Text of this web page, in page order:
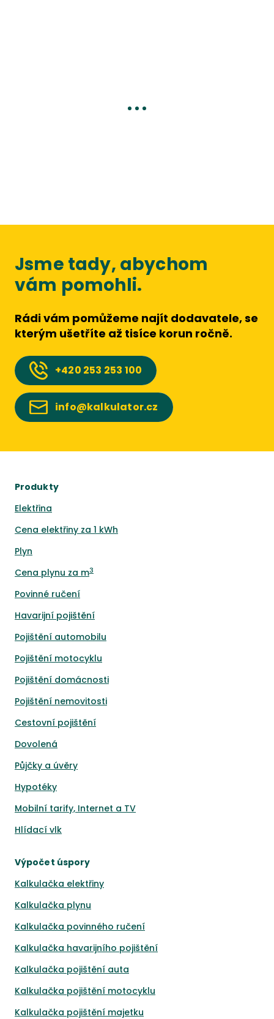
Jsme tady, abychom
vám pomohli.
Rádi vám pomůžeme najít dodavatele, se
kterým ušetříte až tisíce korun ročně.
+420 253 253 100
info@kalkulator.cz
Produkty
Elektřina
Cena elektřiny za 1 kWh
Plyn
Cena plynu za m3
Povinné ručení
Havarijní pojištění
Pojištění automobilu
Pojištění motocyklu
Pojištění domácnosti
Pojištění nemovitosti
Cestovní pojištění
Dovolená
Půjčky a úvěry
Hypotéky
Mobilní tarify, Internet a TV
Hlídací vlk
Výpočet úspory
Kalkulačka elektřiny
Kalkulačka plynu
Kalkulačka povinného ručení
Kalkulačka havarijního pojištění
Kalkulačka pojištění auta
Kalkulačka pojištění motocyklu
Kalkulačka pojištění majetku